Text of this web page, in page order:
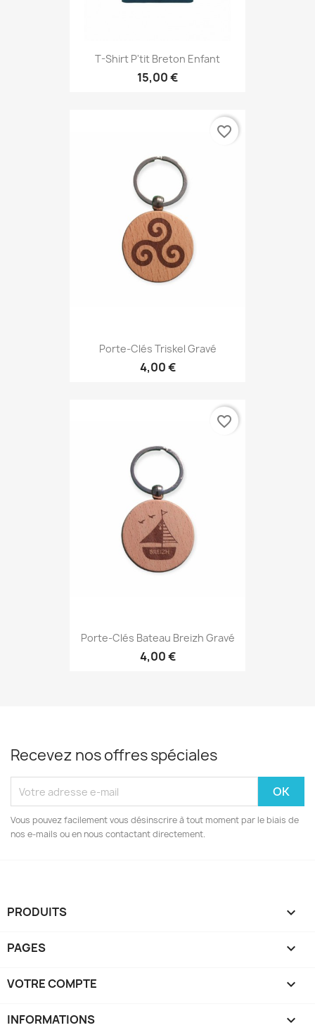
T-Shirt P'tit Breton Enfant
15,00 €
Porte-Clés Triskel Gravé
4,00 €
favorite_border
Porte-Clés Bateau Breizh Gravé
4,00 €
favorite_border
Recevez nos offres spéciales
Vous pouvez facilement vous désinscrire à tout moment par le biais de
nos e-mails ou en nous contactant directement.
PRODUITS 
PAGES 
VOTRE COMPTE 
INFORMATIONS keyboard_arrow_down